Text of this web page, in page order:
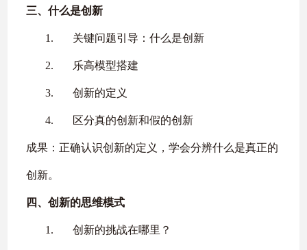
三、什么是创新
1. 关键问题引导：什么是创新
2. 乐高模型搭建
3. 创新的定义
4. 区分真的创新和假的创新
成果：正确认识创新的定义，学会分辨什么是真正的
创新。
四、创新的思维模式
1. 创新的挑战在哪里？